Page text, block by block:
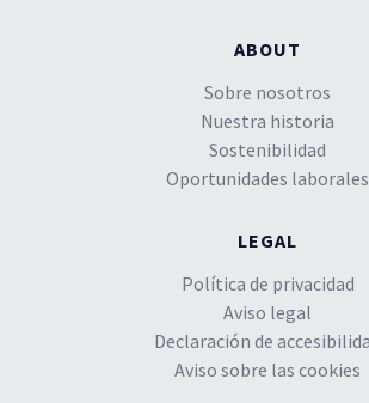
ABOUT
Sobre nosotros
Nuestra historia
Sostenibilidad
Oportunidades laborales
LEGAL
Política de privacidad
Aviso legal
Declaración de
Aviso sobre las cookies